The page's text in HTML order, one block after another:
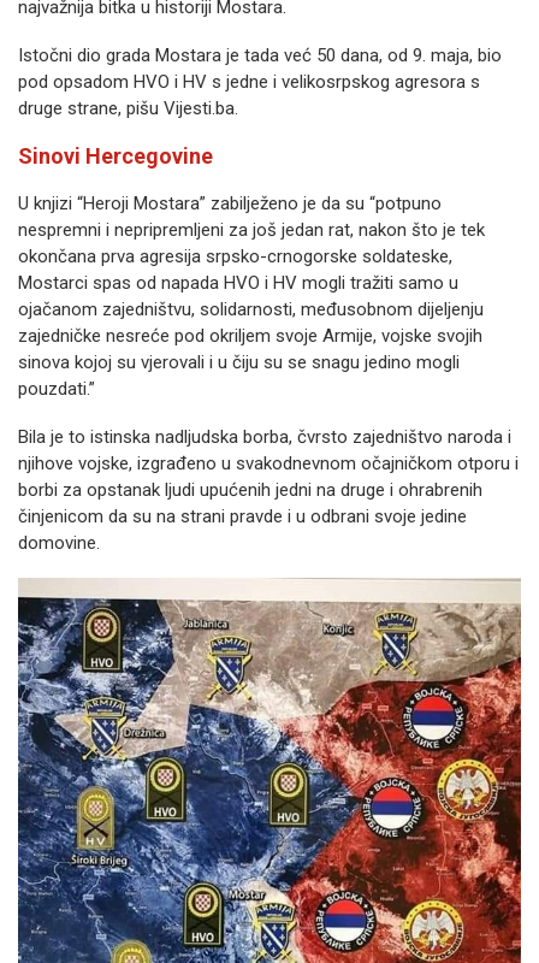
najvažnija bitka u historiji Mostara.
Istočni dio grada Mostara je tada već 50 dana, od 9. maja, bio
pod opsadom HVO i HV s jedne i velikosrpskog agresora s
druge strane, pišu Vijesti.ba.
Sinovi Hercegovine
U knjizi “Heroji Mostara” zabilježeno je da su “potpuno
nespremni i nepripremljeni za još jedan rat, nakon što je tek
okončana prva agresija srpsko-crnogorske soldateske,
Mostarci spas od napada HVO i HV mogli tražiti samo u
ojačanom zajedništvu, solidarnosti, međusobnom dijeljenju
zajedničke nesreće pod okriljem svoje Armije, vojske svojih
sinova kojoj su vjerovali i u čiju su se snagu jedino mogli
pouzdati.”
Bila je to istinska nadljudska borba, čvrsto zajedništvo naroda i
njihove vojske, izgrađeno u svakodnevnom očajničkom otporu i
borbi za opstanak ljudi upućenih jedni na druge i ohrabrenih
činjenicom da su na strani pravde i u odbrani svoje jedine
domovine.